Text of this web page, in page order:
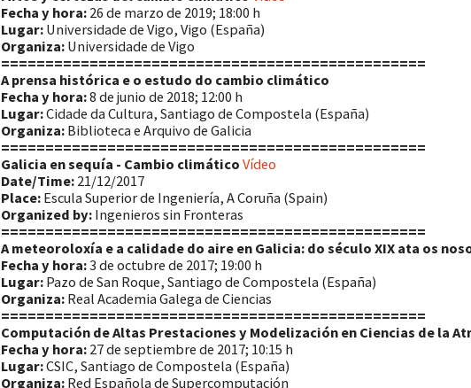
Fecha y hora:26 de marzo de 2019; 18:00 h
Lugar:Universidade de Vigo, Vigo (España)
Organiza:Universidade de Vigo
================================================
A prensa histórica e o estudo do cambio climático
Fecha y hora:8 de junio de 2018; 12:00 h
Lugar:Cidade da Cultura, Santiago de Compostela (España)
Organiza:Biblioteca e Arquivo de Galicia
================================================
Galicia en sequía - Cambio climático Vídeo
Date/Time:21/12/2017
Place:Escula Superior de Ingeniería, A Coruña (Spain)
Organized by:Ingenieros sin Fronteras
================================================
A meteoroloxía e a calidade do aire en Galicia: do século XIX ata os
Fecha y hora:3 de octubre de 2017; 19:00 h
Lugar:Pazo de San Roque, Santiago de Compostela (España)
Organiza:Real Academia Galega de Ciencias
================================================
Computación de Altas Prestaciones y Modelización en Ciencias de la
Fecha y hora:27 de septiembre de 2017; 10:15 h
Lugar:CSIC, Santiago de Compostela (España)
Organiza:Red Española de Supercomputación